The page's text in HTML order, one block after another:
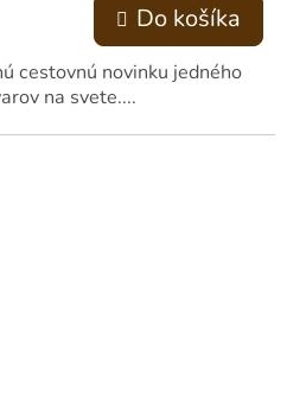
Do košíka
cestovnú novinku jedného
na svete....